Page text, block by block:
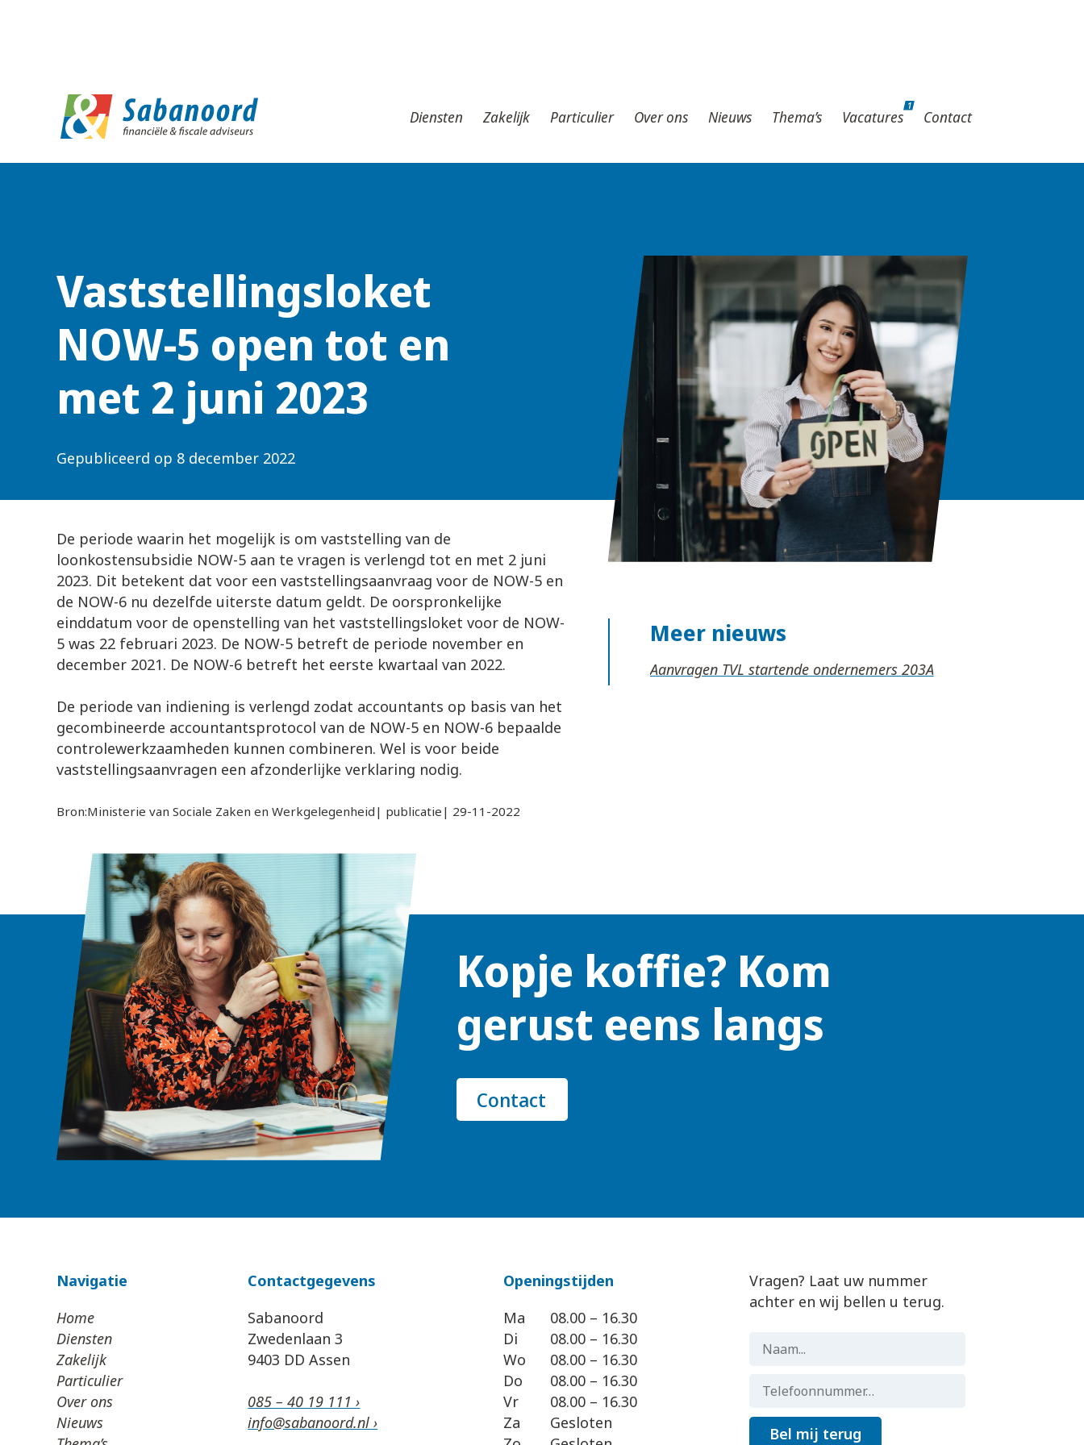
Diensten Zakelijk Particulier Over ons Nieuws Thema’s Vacatures
1
Contact
Vaststellingsloket
NOW-5 open tot en
met 2 juni 2023
Gepubliceerd op 8 december 2022
De periode waarin het mogelijk is om vaststelling van de
loonkostensubsidie NOW-5 aan te vragen is verlengd tot en met 2 juni
2023. Dit betekent dat voor een vaststellingsaanvraag voor de NOW-5 en
de NOW-6 nu dezelfde uiterste datum geldt. De oorspronkelijke
einddatum voor de openstelling van het vaststellingsloket voor de NOW-
5 was 22 februari 2023. De NOW-5 betreft de periode november en
december 2021. De NOW-6 betreft het eerste kwartaal van 2022.
De periode van indiening is verlengd zodat accountants op basis van het
gecombineerde accountantsprotocol van de NOW-5 en NOW-6 bepaalde
controlewerkzaamheden kunnen combineren. Wel is voor beide
vaststellingsaanvragen een afzonderlijke verklaring nodig.
Bron:Ministerie van Sociale Zaken en Werkgelegenheid| publicatie| 29-11-2022
Meer nieuws
Aanvragen TVL startende ondernemers
Kopje koffie? Kom
gerust eens langs
Contact
Navigatie
Home
Diensten
Zakelijk
Particulier
Over ons
Nieuws
Contactgegevens
Sabanoord
Zwedenlaan 3
9403 DD Assen
085 – 40 19 111 ›
info@sabanoord.nl ›
Openingstijden
Ma
Di
Wo
Do
Vr
Za
08.00 – 16.30
08.00 – 16.30
08.00 – 16.30
08.00 – 16.30
08.00 – 16.30
Gesloten
Vragen? Laat uw nummer
achter en wij bellen u terug.
Bel mij terug